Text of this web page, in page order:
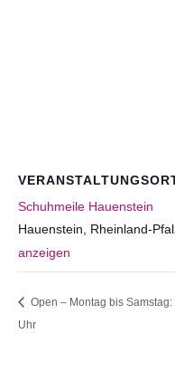
Schuhmeile Hauenstein
Hauenstein
Rheinland-
anzeigen
Open – Montag bis
Uhr